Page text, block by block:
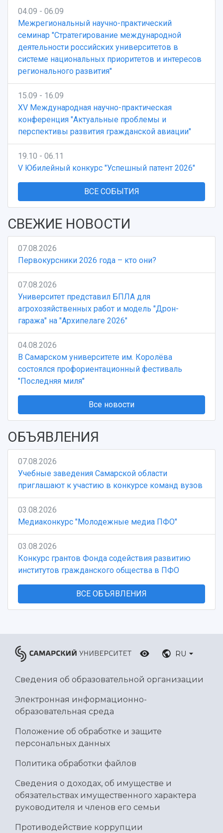
04.09 - 06.09
Межрегиональный научно-практический
семинар "Стратегирование международной
деятельности российских университетов в
системе национальных приоритетов и интересов
регионального развития"
15.09 - 16.09
XV Международная научно-практическая
конференция "Актуальные проблемы и
перспективы развития гражданской авиации"
19.10 - 06.11
V Юбилейный конкурс "Успешный патент 2026"
ВСЕ СОБЫТИЯ
СВЕЖИЕ НОВОСТИ
07.08.2026
Первокурсники 2026 года – кто они?
07.08.2026
Университет представил БПЛА для
агрохозяйственных работ и модель "Дрон-
гаража" на "Архипелаге 2026"
04.08.2026
В Самарском университете им. Королёва
состоялся профориентационный фестиваль
"Последняя миля"
Все новости
ОБЪЯВЛЕНИЯ
07.08.2026
Учебные заведения Самарской области
приглашают к участию в конкурсе команд вузов
03.08.2026
Медиаконкурс "Молодежные медиа ПФО"
03.08.2026
Конкурс грантов Фонда содействия развитию
институтов гражданского общества в ПФО
ВСЕ ОБЪЯВЛЕНИЯ
RU
Сведения об образовательной организации
Электронная информационно-
образовательная среда
Положение об обработке и защите
персональных данных
Политика обработки файлов
Сведения о доходах, об имуществе и
обязательствах имущественного характера
руководителя и членов его семьи
Противодействие коррупции